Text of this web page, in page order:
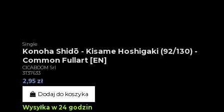
Single
Konoha Shidō - Kisame Hoshigaki (92/130) -
Common Fullart [EN]
CICABOOM Srl
3T37633
2,95 zł
Dodaj do koszyka
Wysyłka w 24 godzin